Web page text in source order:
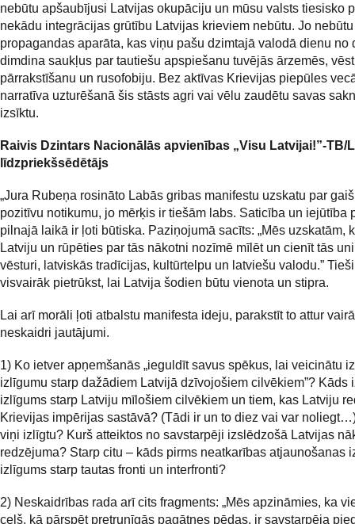
nebūtu apšaubījusi Latvijas okupāciju un mūsu valsts tiesisko
nekādu integrācijas grūtību Latvijas krieviem nebūtu. Jo
propagandas aparāta, kas viņu pašu dzimtajā valodā dienu no
dimdina saukļus par tautiešu apspiešanu tuvējās ārzemēs,
pārrakstīšanu un rusofobiju. Bez aktīvas Krievijas piepūles
narratīva uzturēšanā šis stāsts agri vai vēlu zaudētu savas
izsīktu.
Raivis Dzintars Nacionālās apvienības „Visu Latvijai!”-TB/
līdzpriekšsēdētājs
„Jura Rubeņa rosināto Labās gribas manifestu uzskatu par
pozitīvu notikumu, jo mērķis ir tiešām labs. Saticība un iejūtība
pilnajā laikā ir ļoti būtiska. Paziņojumā sacīts: „Mēs uzskatām,
Latviju un rūpēties par tās nākotni nozīmē mīlēt un cienīt tās
vēsturi, latviskās tradīcijas, kultūrtelpu un latviešu valodu.”
visvairāk pietrūkst, lai Latvija šodien būtu vienota un stipra.
Lai arī morāli ļoti atbalstu manifesta ideju, parakstīt to attur
neskaidri jautājumi.
1) Ko ietver apņemšanās „ieguldīt savus spēkus, lai veicinātu
izlīgumu starp dažādiem Latvijā dzīvojošiem cilvēkiem”? Kāds
izlīgums starp Latviju mīlošiem cilvēkiem un tiem, kas Latviju
Krievijas impērijas sastāvā? (Tādi ir un to diez vai var
viņi izlīgtu? Kurš atteiktos no savstarpēji izslēdzošā Latvijas
redzējuma? Starp citu – kāds pirms neatkarības atjaunošanas
izlīgums starp tautas fronti un interfronti?
2) Neskaidrības rada arī cits fragments: „Mēs apzināmies, ka
ceļš, kā pārspēt pretrunīgās pagātnes pēdas, ir savstarpēja